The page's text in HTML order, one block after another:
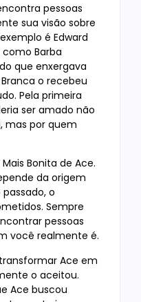
pessoas
sua visão sobre
é Edward
Barba
que enxergava
o recebeu
Pela primeira
ser amado não
mas por quem
Bonita de Ace.
da origem
o
Sempre
pessoas
você realmente é.
Ace em
o aceitou.
Ace buscou